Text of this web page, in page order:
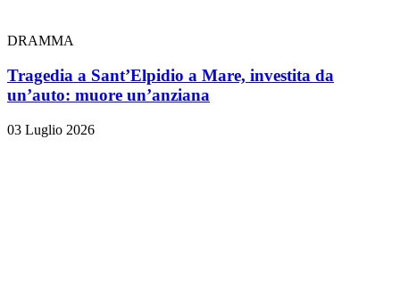
DRAMMA
Tragedia a Sant’Elpidio a Mare, investita da
un’auto: muore un’anziana
03 Luglio 2026